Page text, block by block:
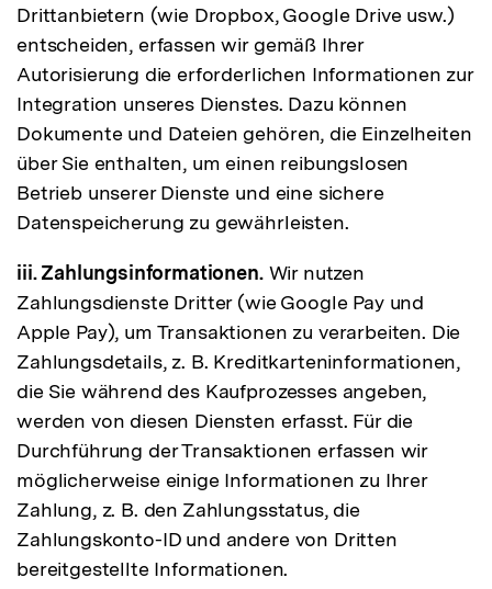
Drittanbietern (wie Dropbox, Google Drive usw.)
entscheiden, erfassen wir gemäß Ihrer
Autorisierung die erforderlichen Informationen zur
Integration unseres Dienstes. Dazu können
Dokumente und Dateien gehören, die Einzelheiten
über Sie enthalten, um einen reibungslosen
Betrieb unserer Dienste und eine sichere
Datenspeicherung zu gewährleisten.
iii. Zahlungsinformationen.Wir nutzen
Zahlungsdienste Dritter (wie Google Pay und
Apple Pay), um Transaktionen zu verarbeiten. Die
Zahlungsdetails, z. B. Kreditkarteninformationen,
die Sie während des Kaufprozesses angeben,
werden von diesen Diensten erfasst. Für die
Durchführung der Transaktionen erfassen wir
möglicherweise einige Informationen zu Ihrer
Zahlung, z. B. den Zahlungsstatus, die
Zahlungskonto-ID und andere von Dritten
bereitgestellte Informationen.